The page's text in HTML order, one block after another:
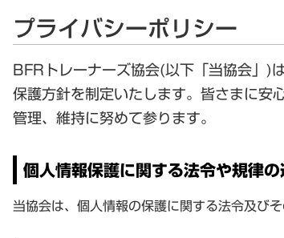
プライバシーポリシー
BFRトレーナーズ協会(以下「当協会」)
保護方針を制定いたします。皆さまに安
管理、維持に努めて参ります。
個人情報保護に関する法令や規律
当協会は、個人情報の保護に関する法令及び